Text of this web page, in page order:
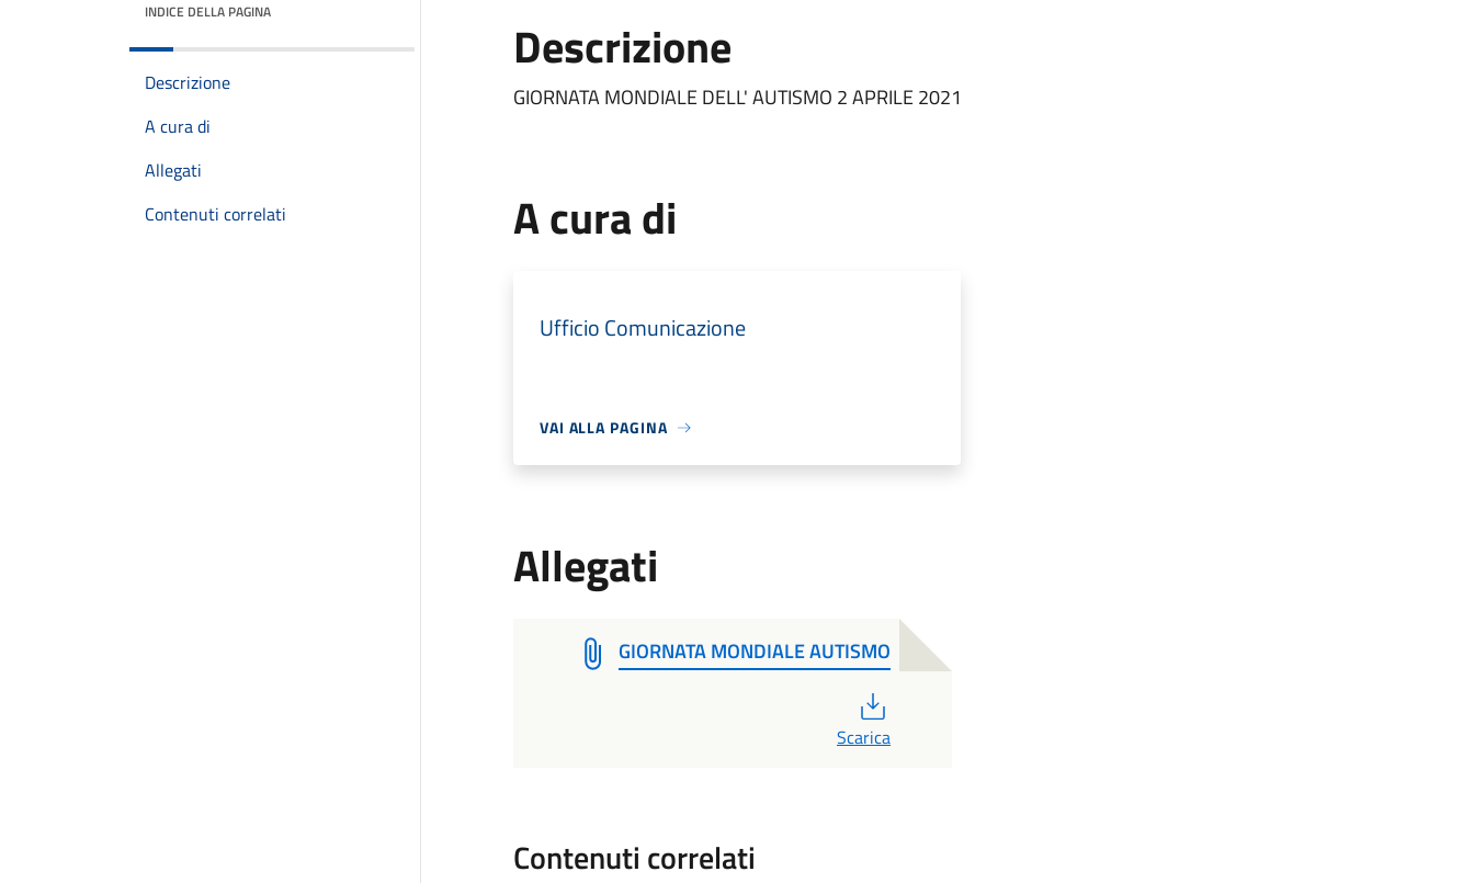
INDICE DELLA PAGINA
Descrizione
A cura di
Allegati
Contenuti correlati
Descrizione
GIORNATA MONDIALE DELL' AUTISMO 2 APRILE 2021
A cura di
Ufficio Comunicazione
VAI ALLA PAGINA
Allegati
GIORNATA MONDIALE AUTISMO
Scarica
Contenuti correlati